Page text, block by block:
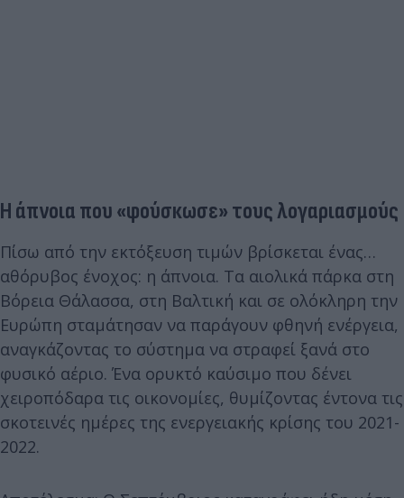
Η άπνοια που «φούσκωσε» τους λογαριασμούς
Πίσω από την εκτόξευση τιμών βρίσκεται ένας…
αθόρυβος ένοχος: η άπνοια. Τα αιολικά πάρκα στη
Βόρεια Θάλασσα, στη Βαλτική και σε ολόκληρη την
Ευρώπη σταμάτησαν να παράγουν φθηνή ενέργεια,
αναγκάζοντας το σύστημα να στραφεί ξανά στο
φυσικό αέριο. Ένα ορυκτό καύσιμο που δένει
χειροπόδαρα τις οικονομίες, θυμίζοντας έντονα τις
σκοτεινές ημέρες της ενεργειακής κρίσης του 2021-
2022.